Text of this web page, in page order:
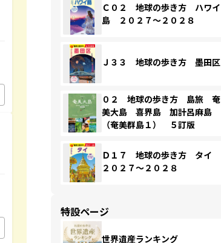
Ｃ０２ 地球の歩き方 ハワイ
島 ２０２７～２０２８
Ｊ３３ 地球の歩き方 墨田区
０２ 地球の歩き方 島旅 奄
美大島 喜界島 加計呂麻島
（奄美群島１） ５訂版
Ｄ１７ 地球の歩き方 タイ
２０２７～２０２８
特設ページ
世界遺産ランキング